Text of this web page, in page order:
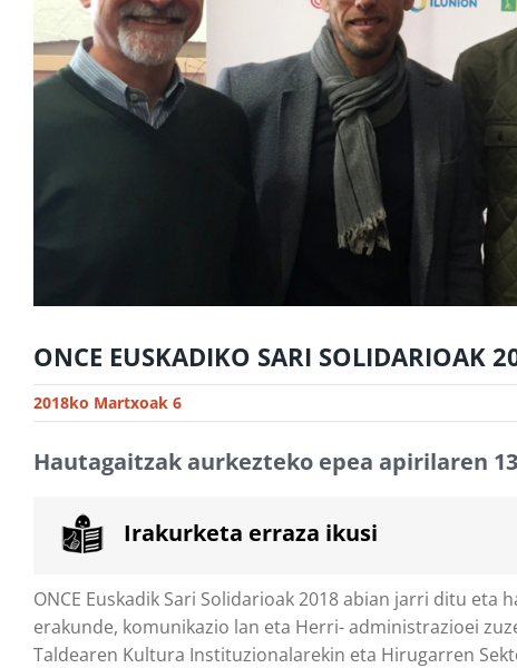
ONCE EUSKADIKO SARI SOLIDARIOAK
2018ko Martxoak 6
Hautagaitzak aurkezteko epea apirilaren
Irakurketa erraza ikusi
ONCE Euskadik Sari Solidarioak 2018 abian jarri ditu eta
erakunde, komunikazio lan eta Herri- administrazioei
Taldearen Kultura Instituzionalarekin eta Hirugarren